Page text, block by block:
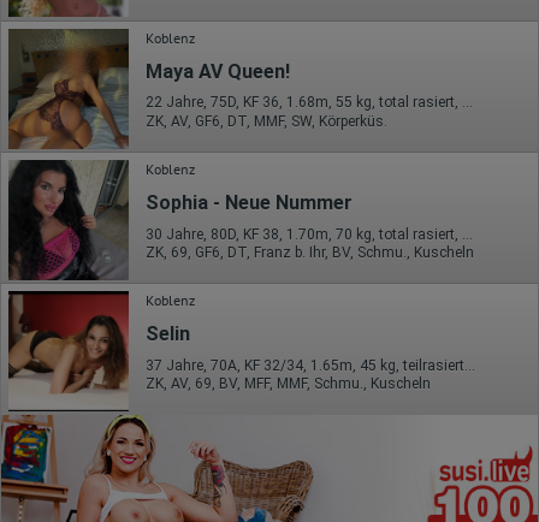
Koblenz
Maya AV Queen!
22 Jahre, 75D, KF 36, 1.68m, 55 kg, total rasiert, mitteleuropäisch
ZK, AV, GF6, DT, MMF, SW, Körperküs.
Koblenz
Sophia - Neue Nummer
ZK, 69, GF6, DT, Franz b. Ihr, BV, Schmu., Kuscheln
Koblenz
Selin
37 Jahre, 70A, KF 32/34, 1.65m, 45 kg, teilrasiert, osteuropäisch
ZK, AV, 69, BV, MFF, MMF, Schmu., Kuscheln